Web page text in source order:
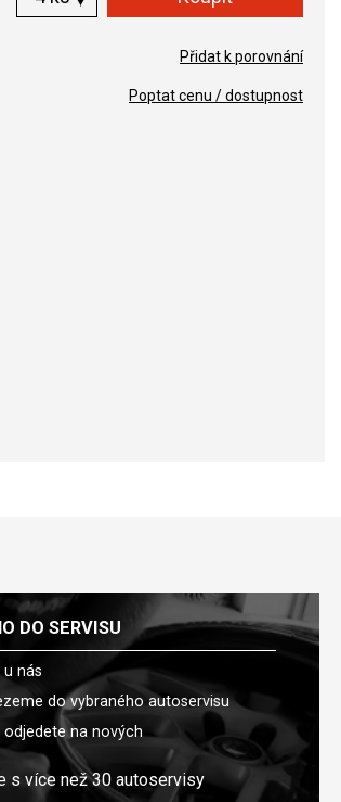
Přidat k porovnání
Poptat cenu / dostupnost
DO SERVISU
u nás
do vybraného autoservisu
odjedete na nových
s více než 30 autoservisy